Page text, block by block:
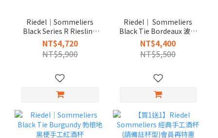
Riedel｜Sommeliers
Black Series R Riesling
麗絲玲紅梗手工白酒杯(當
月特惠)
NT$4,720
NT$5,900
Riedel｜ Sommeliers
Black Tie Bordeaux 波爾
多黑梗手工紅酒杯
NT$4,400
NT$5,500